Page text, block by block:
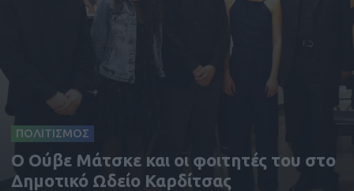
ΠΟΛΙΤΙΣΜΟΣ
O Ούβε Μάτσκε και οι φοιτητές του στο
Δημοτικό Ωδείο Καρδίτσας